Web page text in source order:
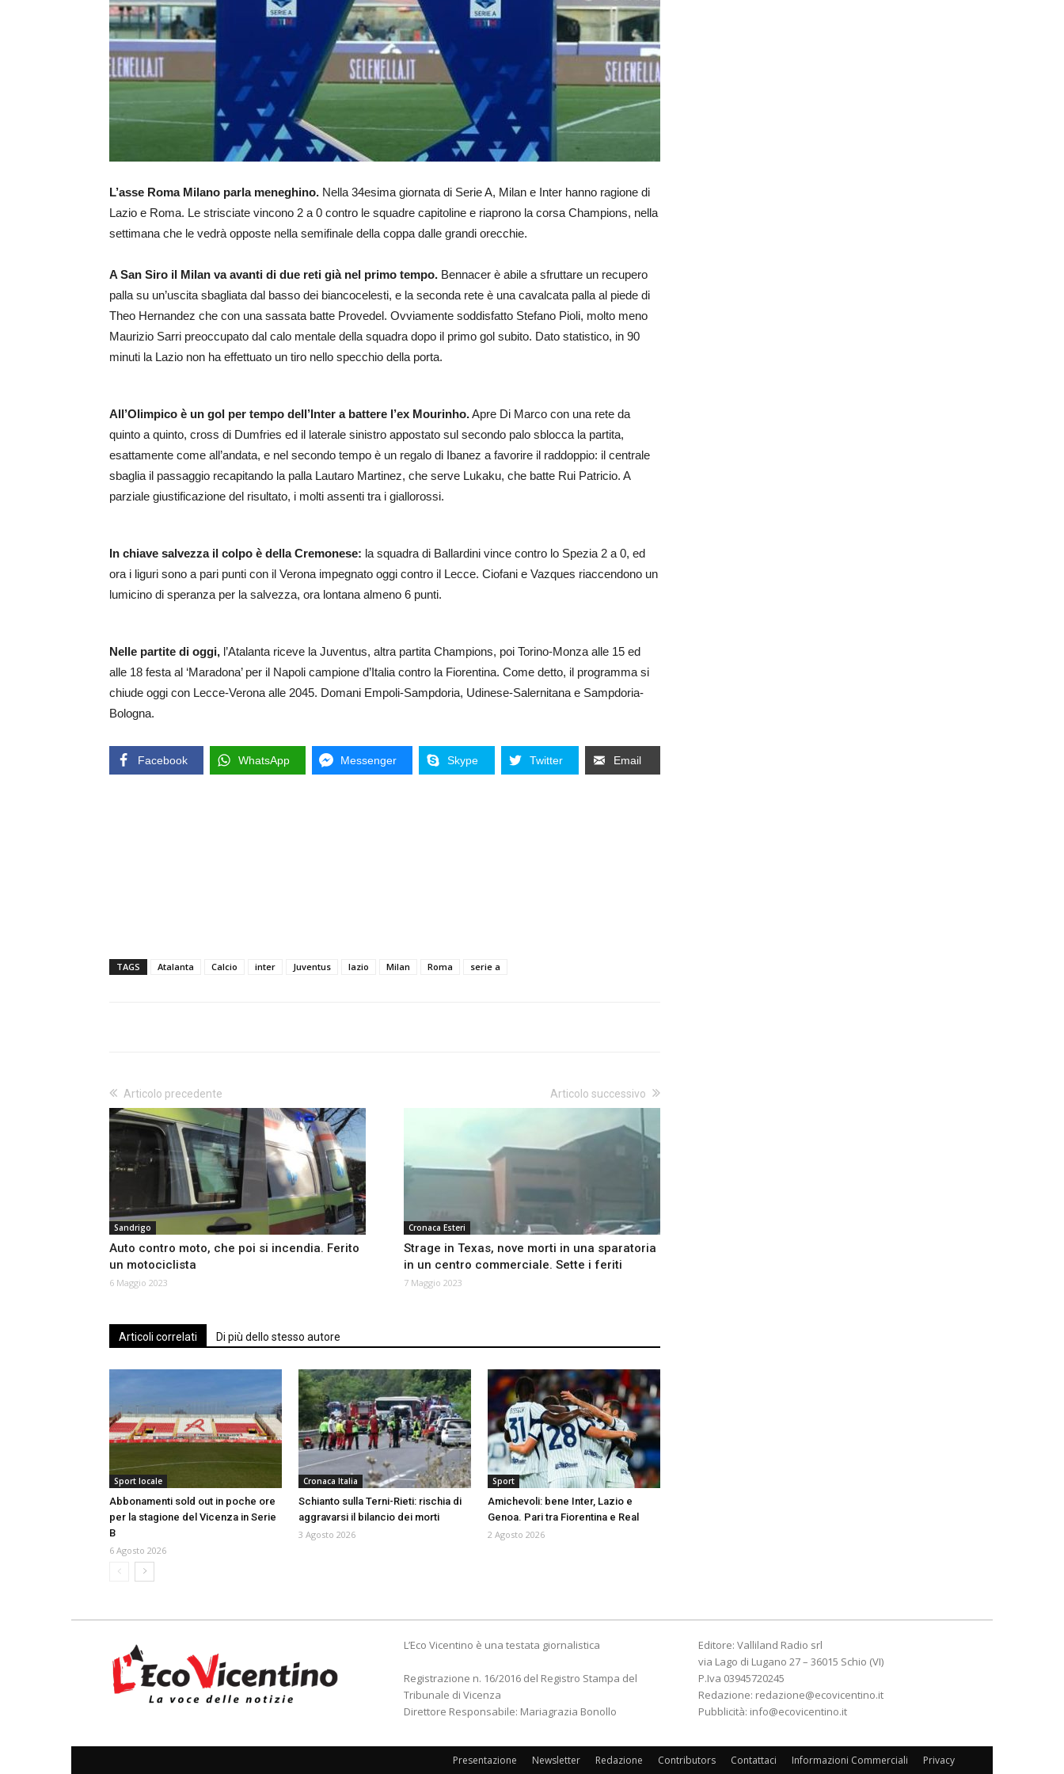
L’asse Roma Milano parla meneghino. Nella 34esima giornata di Serie A, Milan e Inter hanno ragione di
Lazio e Roma. Le strisciate vincono 2 a 0 contro le squadre capitoline e riaprono la corsa Champions, nella
settimana che le vedrà opposte nella semifinale della coppa dalle grandi orecchie.
A San Siro il Milan va avanti di due reti già nel primo tempo. Bennacer è abile a sfruttare un recupero
palla su un’uscita sbagliata dal basso dei biancocelesti, e la seconda rete è una cavalcata palla al piede di
Theo Hernandez che con una sassata batte Provedel. Ovviamente soddisfatto Stefano Pioli, molto meno
Maurizio Sarri preoccupato dal calo mentale della squadra dopo il primo gol subito. Dato statistico, in 90
minuti la Lazio non ha effettuato un tiro nello specchio della porta.
All’Olimpico è un gol per tempo dell’Inter a battere l’ex Mourinho.Apre Di Marco con una rete da
quinto a quinto, cross di Dumfries ed il laterale sinistro appostato sul secondo palo sblocca la partita,
esattamente come all’andata, e nel secondo tempo è un regalo di Ibanez a favorire il raddoppio: il centrale
sbaglia il passaggio recapitando la palla Lautaro Martinez, che serve Lukaku, che batte Rui Patricio. A
parziale giustificazione del risultato, i molti assenti tra i giallorossi.
In chiave salvezza il colpo è della Cremonese: la squadra di Ballardini vince contro lo Spezia 2 a 0, ed
ora i liguri sono a pari punti con il Verona impegnato oggi contro il Lecce. Ciofani e Vazques riaccendono un
lumicino di speranza per la salvezza, ora lontana almeno 6 punti.
Nelle partite di oggi, l’Atalanta riceve la Juventus, altra partita Champions, poi Torino-Monza alle 15 ed
alle 18 festa al ‘Maradona’ per il Napoli campione d’Italia contro la Fiorentina. Come detto, il programma si
chiude oggi con Lecce-Verona alle 2045. Domani Empoli-Sampdoria, Udinese-Salernitana e Sampdoria-
Bologna.
Facebook WhatsApp Messenger Skype Twitter Email
TAGS Atalanta Calcio inter Juventus lazio Milan Roma serie a
Articolo precedente
Sandrigo
Auto contro moto, che poi si incendia. Ferito
un motociclista
6 Maggio 2023
Articolo successivo
Cronaca Esteri
Strage in Texas, nove morti in una sparatoria
in un centro commerciale. Sette i feriti
7 Maggio 2023
Articoli correlati Di più dello stesso autore
Sport locale
Abbonamenti sold out in poche ore
per la stagione del Vicenza in Serie
B
6 Agosto 2026
Cronaca Italia
Schianto sulla Terni-Rieti: rischia di
aggravarsi il bilancio dei morti
3 Agosto 2026
Sport
Amichevoli: bene Inter, Lazio e
Genoa. Pari tra Fiorentina e Real
2 Agosto 2026
L’Eco Vicentino è una testata giornalistica
Registrazione n. 16/2016 del Registro Stampa del
Tribunale di Vicenza
Direttore Responsabile: Mariagrazia Bonollo
Editore: Valliland Radio srl
via Lago di Lugano 27 – 36015 Schio (VI)
P.Iva 03945720245
Redazione: redazione@ecovicentino.it
Pubblicità: info@ecovicentino.it
Presentazione Newsletter Redazione Contributors Contattaci Informazioni Commerciali Privacy